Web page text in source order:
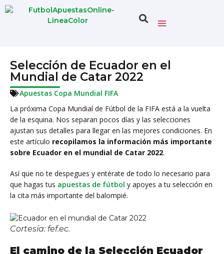
Selección de Ecuador en el
Mundial de Catar 2022
Apuestas Copa Mundial FIFA
La próxima Copa Mundial de Fútbol de la FIFA está a la vuelta
de la esquina. Nos separan pocos días y las selecciones
ajustan sus detalles para llegar en las mejores condiciones. En
este artículo recopilamos la información más importante
sobre Ecuador en el mundial de Catar 2022.
Así que no te despegues y entérate de todo lo necesario para
que hagas tus apuestas de fútbol y apoyes a tu selección en
la cita más importante del balompié.
Cortesía: fef.ec.
El camino de la Selección Ecuador